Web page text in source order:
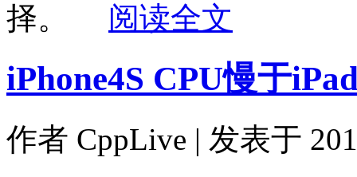
择。 阅读全文
iPhone4S CPU慢于
作者 CppLive | 发表于